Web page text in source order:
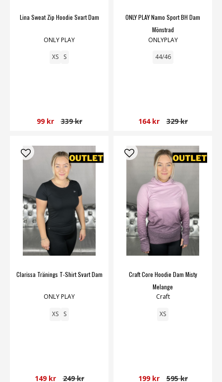
Lina Sweat Zip Hoodie Svart Dam
ONLY PLAY
XS S
99 kr 339 kr
ONLY PLAY Namo Sport BH Dam
Mönstrad
ONLYPLAY
44/46
164 kr 329 kr
Clarissa Tränings T-Shirt Svart Dam
ONLY PLAY
XS S
149 kr 249 kr
Craft Core Hoodie Dam Misty
Melange
Craft
XS
199 kr 595 kr